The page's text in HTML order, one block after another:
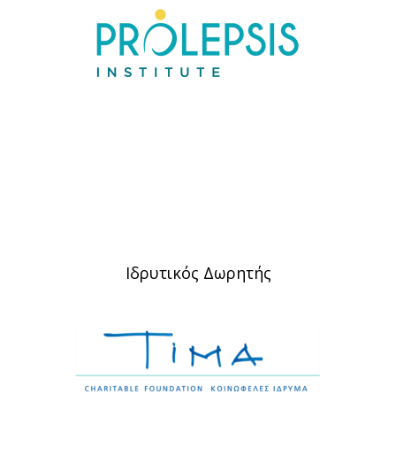
Ιδρυτικός Δωρητής